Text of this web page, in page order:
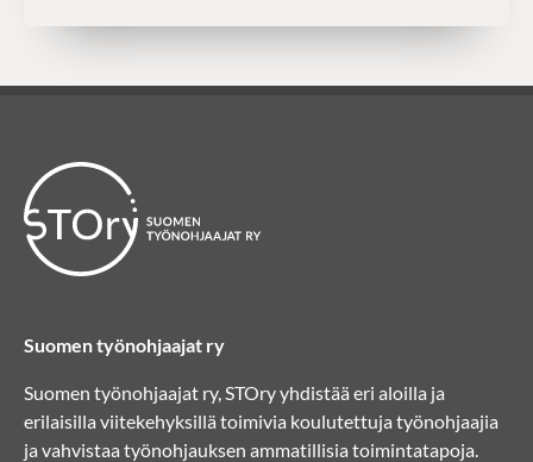
Suomen työnohjaajat ry
Suomen työnohjaajat ry, STOry yhdistää eri aloilla ja
erilaisilla viitekehyksillä toimivia koulutettuja työnohjaajia
ja vahvistaa työnohjauksen ammatillisia toimintatapoja.